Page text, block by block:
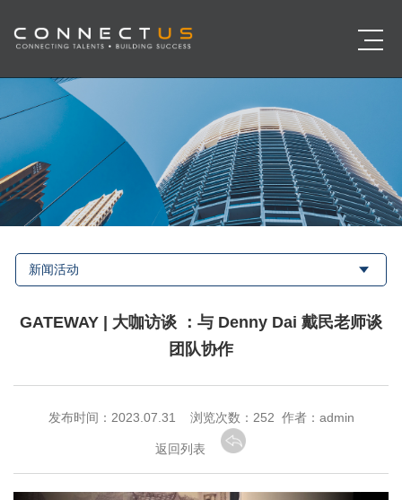
新闻活动
GATEWAY | 大咖访谈 ：与 Denny Dai 戴民老师谈
团队协作
发布时间：2023.07.31 浏览次数： 252 作者：admin
返回列表